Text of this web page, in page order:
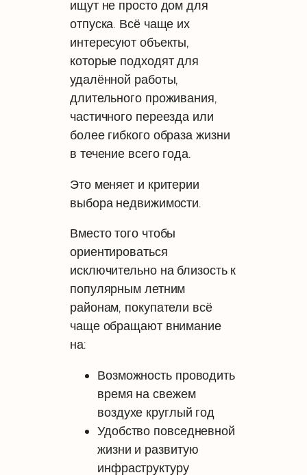
ищут не просто дом для
отпуска. Всё чаще их
интересуют объекты,
которые подходят для
удалённой работы,
длительного проживания,
частичного переезда или
более гибкого образа жизни
в течение всего года.
Это меняет и критерии
выбора недвижимости.
Вместо того чтобы
ориентироваться
исключительно на близость к
популярным летним
районам, покупатели всё
чаще обращают внимание
на:
Возможность проводить
время на свежем
воздухе круглый год
Удобство повседневной
жизни и развитую
инфраструктуру